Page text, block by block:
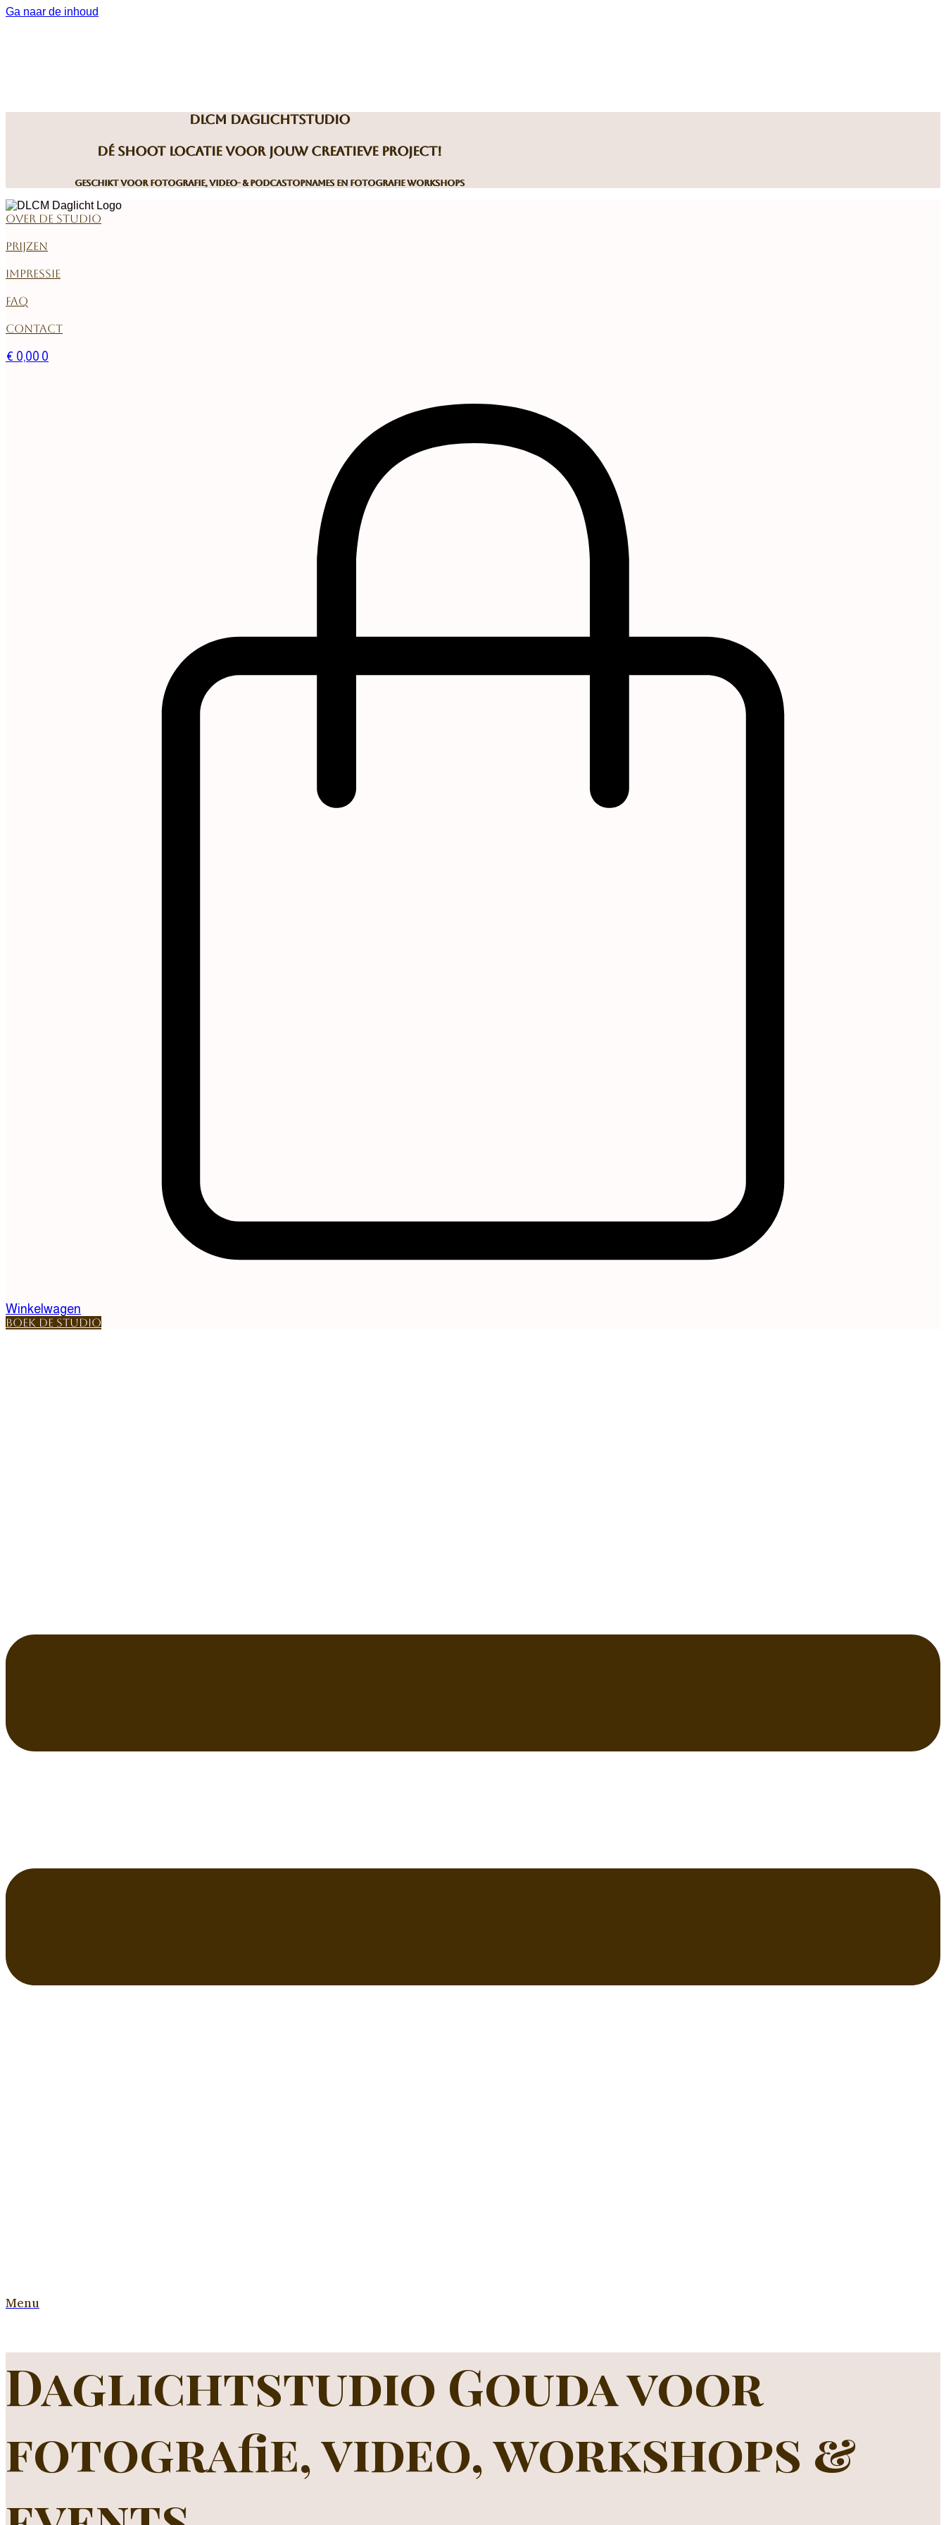
Ga naar de inhoud
DLCM Daglichtstudio
Dé shoot locatie voor jouw creatieve project!
Geschikt voor fotografie, video- & podcastopnames en fotografie workshops
Over de studio
Prijzen
Impressie
FAQ
Contact
€ 0,00 0
Winkelwagen
Boek de studio
Menu
Daglichtstudio Gouda voor
fotografie, video, workshops &